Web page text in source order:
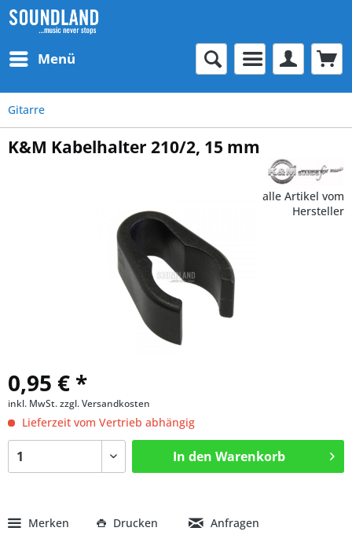
Menü
Gitarre
K&M Kabelhalter 210/2, 15 mm
alle Artikel vom
Hersteller
0,95 € *
inkl. MwSt.zzgl. Versandkosten
Lieferzeit vom Vertrieb abhängig
In den Warenkorb
Merken Drucken Anfragen